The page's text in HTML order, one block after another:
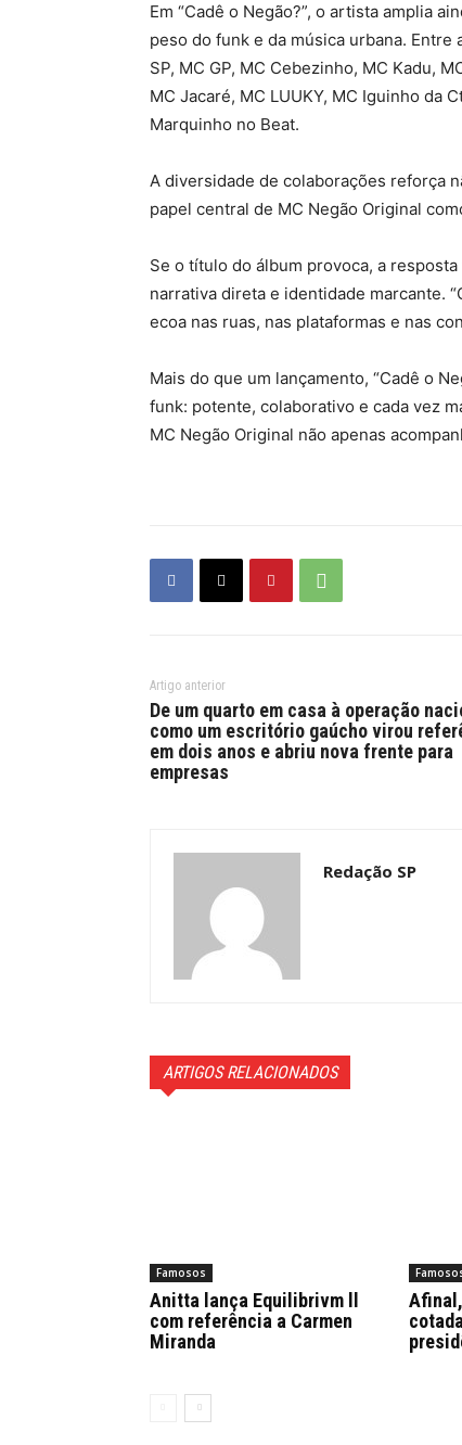
Em “Cadê o Negão?”, o artista amplia
peso do funk e da música urbana. Entre
SP, MC GP, MC Cebezinho, MC Kadu,
MC Jacaré, MC LUUKY, MC Iguinho da
Marquinho no Beat.
A diversidade de colaborações reforça
papel central de MC Negão Original
Se o título do álbum provoca, a
narrativa direta e identidade marcante.
ecoa nas ruas, nas plataformas e nas
Mais do que um lançamento, “Cadê o
funk: potente, colaborativo e cada vez
MC Negão Original não apenas
Artigo anterior
De um quarto em casa à operação
como um escritório gaúcho virou
em dois anos e abriu nova frente para
empresas
Redação SP
ARTIGOS RELACIONADOS
Famosos
Anitta lança Equilibrivm ll
com referência a Carmen
Miranda